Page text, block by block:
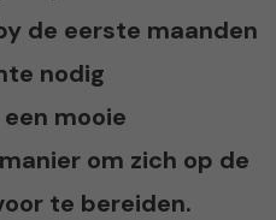
de eerste maanden
nodig
mooie
om zich op de
te bereiden.